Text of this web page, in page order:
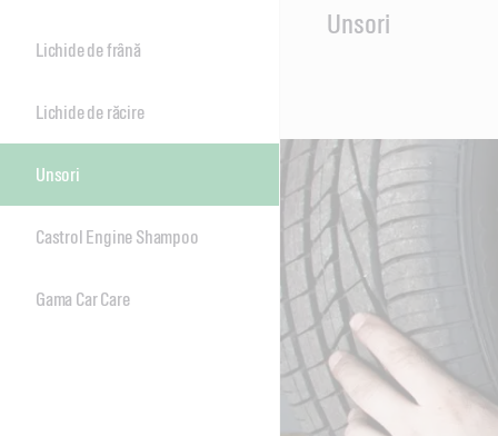
Lichide de frână
Lichide de răcire
Unsori
Castrol Engine Shampoo
Gama Car Care
Unsori